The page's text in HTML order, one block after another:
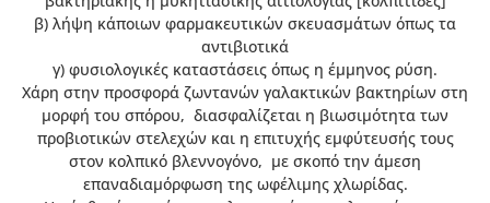
β) λήψη κάποιων φαρμακευτικών σκευασμάτων όπως τα
αντιβιοτικά
γ) φυσιολογικές καταστάσεις όπως η έμμηνος ρύση.
Χάρη στην προσφορά ζωντανών γαλακτικών βακτηρίων στη
μορφή του σπόρου, διασφαλίζεται η βιωσιμότητα των
προβιοτικών στελεχών και η επιτυχής εμφύτευσής τους
στον κολπικό βλεννογόνο, με σκοπό την άμεση
επαναδιαμόρφωση της ωφέλιμης χλωρίδας.